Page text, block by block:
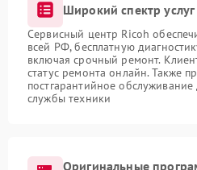
Широкий спектр услуг
Сервисный центр Ricoh
всей РФ, бесплатную
включая срочный ремонт.
статус ремонта онлайн. Также
постгарантийное
службы техники
Оригинальные